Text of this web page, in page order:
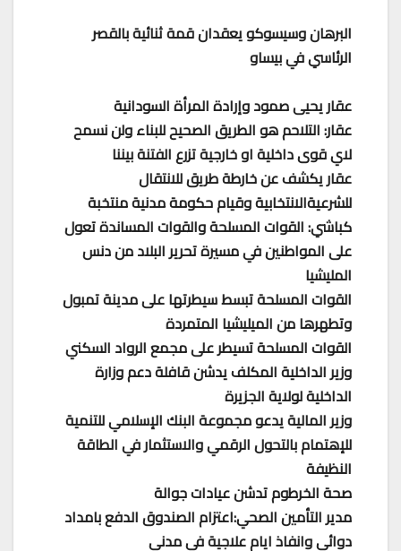
البرهان وسيسوكو يعقدان قمة ثنائية بالقصر
الرئاسي في بيساو
عقار يحيى صمود وإرادة المرأة السودانية
عقار: التلاحم هو الطريق الصحيح للبناء ولن نسمح
لاي قوى داخلية او خارجية تزرع الفتنة بيننا
عقار يكشف عن خارطة طريق للانتقال
للشرعيةالانتخابية وقيام حكومة مدنية منتخبة
كباشي: القوات المسلحة والقوات المساندة تعول
على المواطنين في مسيرة تحرير البلاد من دنس
المليشيا
القوات المسلحة تبسط سيطرتها على مدينة تمبول
وتطهرها من الميليشيا المتمردة
القوات المسلحة تسيطر على مجمع الرواد السكني
وزير الداخلية المكلف يدشن قافلة دعم وزارة
الداخلية لولاية الجزيرة
وزير المالية يدعو مجموعة البنك الإسلامي للتنمية
للإهتمام بالتحول الرقمي والاستثمار في الطاقة
النظيفة
صحة الخرطوم تدشن عيادات جوالة
مدير التأمين الصحي:اعتزام الصندوق الدفع بامداد
دوائي وانفاذ ايام علاجية في مدني